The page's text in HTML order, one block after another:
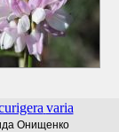
varia
Онищенко